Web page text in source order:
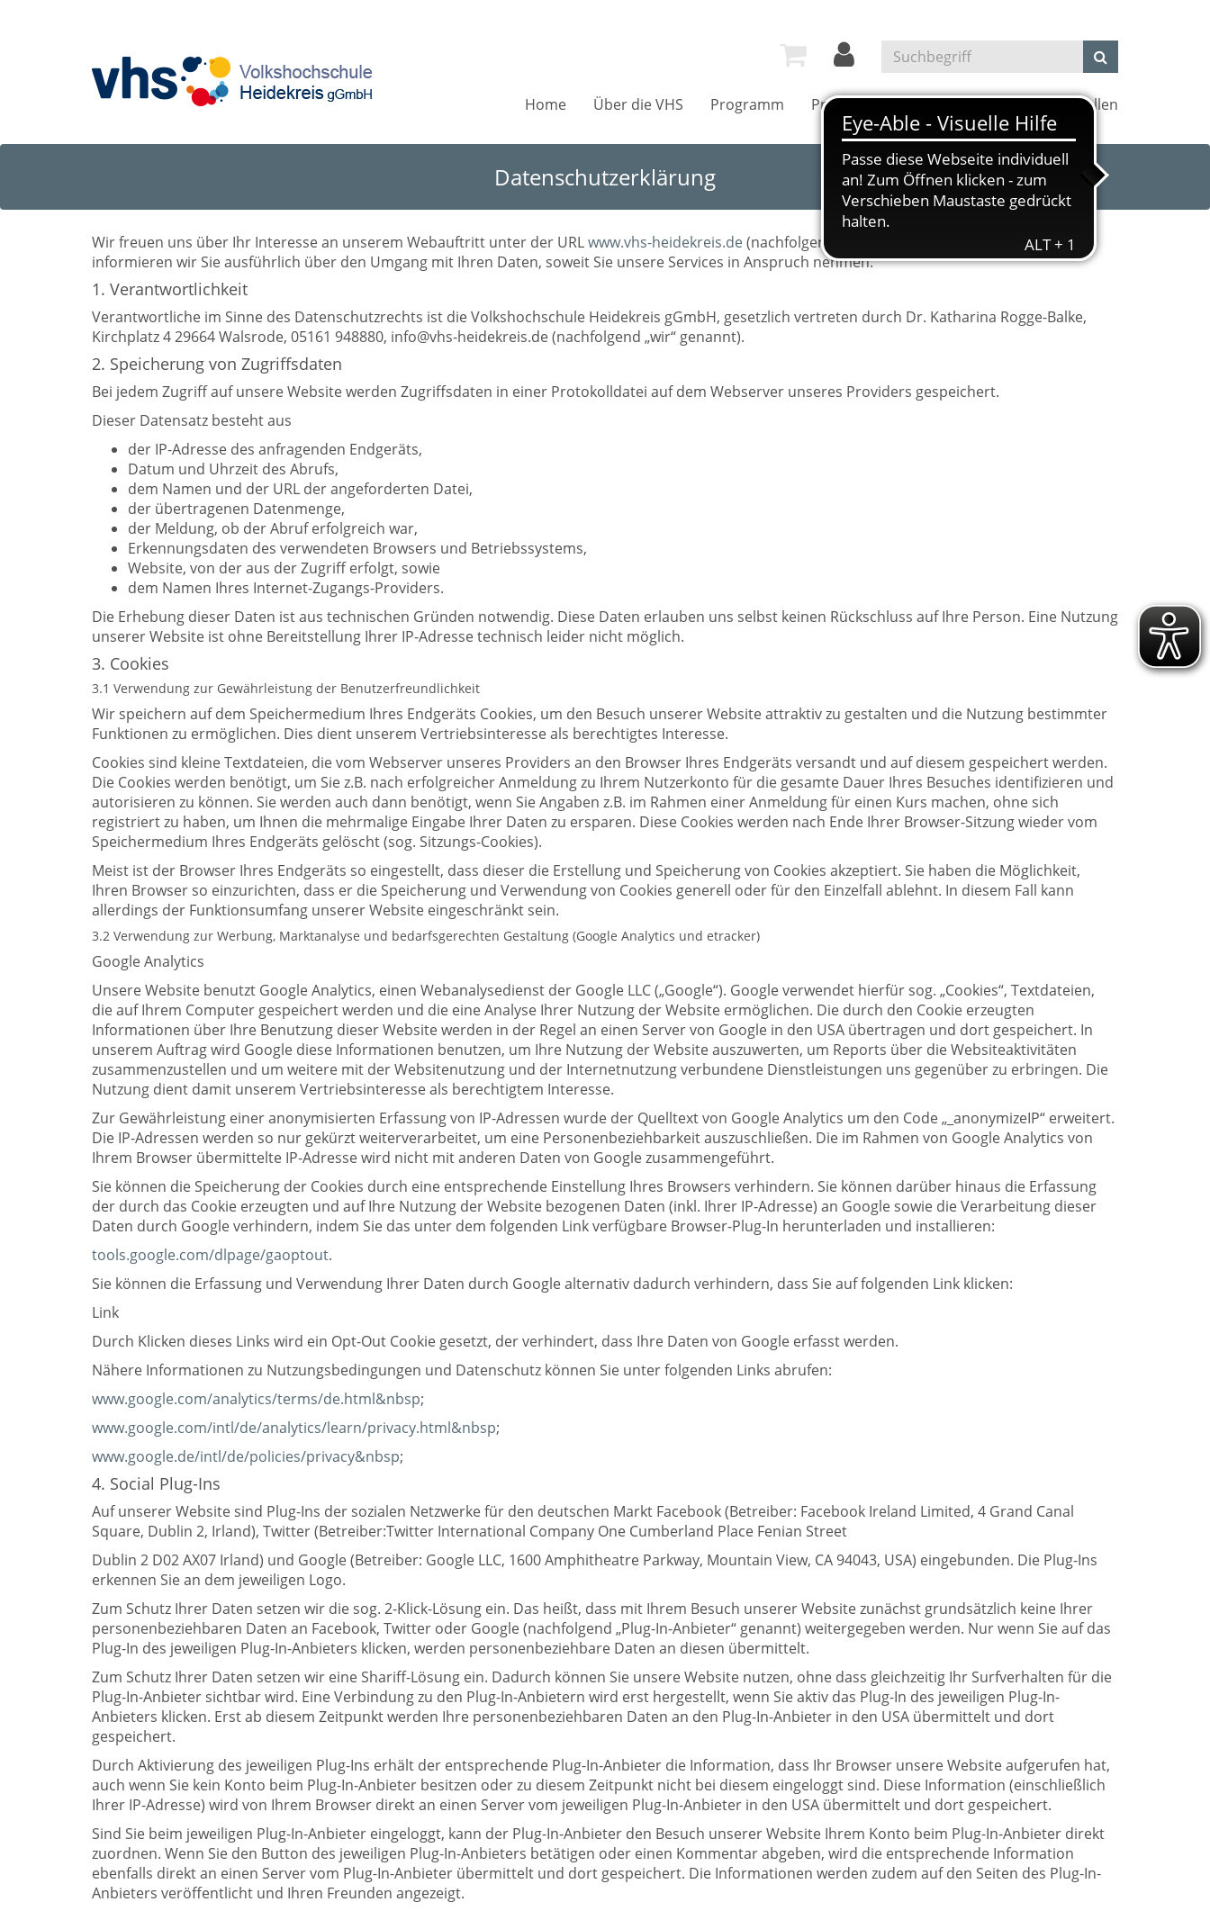
Home Über die VHS Programm Projekte Kultur und Kino Außenstellen
Datenschutzerklärung
Wir freuen uns über Ihr Interesse an unserem Webauftritt unter der URLwww.vhs-heidekreis.de(nachfolgend „Website“ genannt). Nachstehend
informieren wir Sie ausführlich über den Umgang mit Ihren Daten, soweit Sie unsere Services in Anspruch nehmen.
1. Verantwortlichkeit
Verantwortliche im Sinne des Datenschutzrechts ist die Volkshochschule Heidekreis gGmbH, gesetzlich vertreten durch Dr. Katharina Rogge-Balke,
Kirchplatz 4 29664 Walsrode, 05161 948880, info@vhs-heidekreis.de (nachfolgend „wir“ genannt).
2. Speicherung von Zugriffsdaten
Bei jedem Zugriff auf unsere Website werden Zugriffsdaten in einer Protokolldatei auf dem Webserver unseres Providers gespeichert.
Dieser Datensatz besteht aus
der IP-Adresse des anfragenden Endgeräts,
Datum und Uhrzeit des Abrufs,
dem Namen und der URL der angeforderten Datei,
der übertragenen Datenmenge,
der Meldung, ob der Abruf erfolgreich war,
Erkennungsdaten des verwendeten Browsers und Betriebssystems,
Website, von der aus der Zugriff erfolgt, sowie
dem Namen Ihres Internet-Zugangs-Providers.
Die Erhebung dieser Daten ist aus technischen Gründen notwendig. Diese Daten erlauben uns selbst keinen Rückschluss auf Ihre Person. Eine Nutzung
unserer Website ist ohne Bereitstellung Ihrer IP-Adresse technisch leider nicht möglich.
3. Cookies
3.1 Verwendung zur Gewährleistung der Benutzerfreundlichkeit
Wir speichern auf dem Speichermedium Ihres Endgeräts Cookies, um den Besuch unserer Website attraktiv zu gestalten und die Nutzung bestimmter
Funktionen zu ermöglichen. Dies dient unserem Vertriebsinteresse als berechtigtes Interesse.
Cookies sind kleine Textdateien, die vom Webserver unseres Providers an den Browser Ihres Endgeräts versandt und auf diesem gespeichert werden.
Die Cookies werden benötigt, um Sie z.B. nach erfolgreicher Anmeldung zu Ihrem Nutzerkonto für die gesamte Dauer Ihres Besuches identifizieren und
autorisieren zu können. Sie werden auch dann benötigt, wenn Sie Angaben z.B. im Rahmen einer Anmeldung für einen Kurs machen, ohne sich
registriert zu haben, um Ihnen die mehrmalige Eingabe Ihrer Daten zu ersparen. Diese Cookies werden nach Ende Ihrer Browser-Sitzung wieder vom
Speichermedium Ihres Endgeräts gelöscht (sog. Sitzungs-Cookies).
Meist ist der Browser Ihres Endgeräts so eingestellt, dass dieser die Erstellung und Speicherung von Cookies akzeptiert. Sie haben die Möglichkeit,
Ihren Browser so einzurichten, dass er die Speicherung und Verwendung von Cookies generell oder für den Einzelfall ablehnt. In diesem Fall kann
allerdings der Funktionsumfang unserer Website eingeschränkt sein.
3.2 Verwendung zur Werbung, Marktanalyse und bedarfsgerechten Gestaltung (Google Analytics und etracker)
Google Analytics
Unsere Website benutzt Google Analytics, einen Webanalysedienst der Google LLC („Google“). Google verwendet hierfür sog. „Cookies“, Textdateien,
die auf Ihrem Computer gespeichert werden und die eine Analyse Ihrer Nutzung der Website ermöglichen. Die durch den Cookie erzeugten
Informationen über Ihre Benutzung dieser Website werden in der Regel an einen Server von Google in den USA übertragen und dort gespeichert. In
unserem Auftrag wird Google diese Informationen benutzen, um Ihre Nutzung der Website auszuwerten, um Reports über die Websiteaktivitäten
zusammenzustellen und um weitere mit der Websitenutzung und der Internetnutzung verbundene Dienstleistungen uns gegenüber zu erbringen. Die
Nutzung dient damit unserem Vertriebsinteresse als berechtigtem Interesse.
Zur Gewährleistung einer anonymisierten Erfassung von IP-Adressen wurde der Quelltext von Google Analytics um den Code „_anonymizeIP“ erweitert.
Die IP-Adressen werden so nur gekürzt weiterverarbeitet, um eine Personenbeziehbarkeit auszuschließen. Die im Rahmen von Google Analytics von
Ihrem Browser übermittelte IP-Adresse wird nicht mit anderen Daten von Google zusammengeführt.
Sie können die Speicherung der Cookies durch eine entsprechende Einstellung Ihres Browsers verhindern. Sie können darüber hinaus die Erfassung
der durch das Cookie erzeugten und auf Ihre Nutzung der Website bezogenen Daten (inkl. Ihrer IP-Adresse) an Google sowie die Verarbeitung dieser
Daten durch Google verhindern, indem Sie das unter dem folgenden Link verfügbare Browser-Plug-In herunterladen und installieren:
tools.google.com/dlpage/gaoptout.
Sie können die Erfassung und Verwendung Ihrer Daten durch Google alternativ dadurch verhindern, dass Sie auf folgenden Link klicken:
Link
Durch Klicken dieses Links wird ein Opt-Out Cookie gesetzt, der verhindert, dass Ihre Daten von Google erfasst werden.
Nähere Informationen zu Nutzungsbedingungen und Datenschutz können Sie unter folgenden Links abrufen:
www.google.com/analytics/terms/de.html&nbsp;
www.google.com/intl/de/analytics/learn/privacy.html&nbsp;
www.google.de/intl/de/policies/privacy&nbsp;
4. Social Plug-Ins
Auf unserer Website sind Plug-Ins der sozialen Netzwerke für den deutschen Markt Facebook (Betreiber: Facebook Ireland Limited, 4 Grand Canal
Square, Dublin 2, Irland), Twitter (Betreiber:Twitter International Company One Cumberland Place Fenian Street
Dublin 2 D02 AX07 Irland) und Google (Betreiber: Google LLC, 1600 Amphitheatre Parkway, Mountain View, CA 94043, USA) eingebunden. Die Plug-Ins
erkennen Sie an dem jeweiligen Logo.
Zum Schutz Ihrer Daten setzen wir die sog. 2-Klick-Lösung ein. Das heißt, dass mit Ihrem Besuch unserer Website zunächst grundsätzlich keine Ihrer
personenbeziehbaren Daten an Facebook, Twitter oder Google (nachfolgend „Plug-In-Anbieter“ genannt) weitergegeben werden. Nur wenn Sie auf das
Plug-In des jeweiligen Plug-In-Anbieters klicken, werden personenbeziehbare Daten an diesen übermittelt.
Zum Schutz Ihrer Daten setzen wir eine Shariff-Lösung ein. Dadurch können Sie unsere Website nutzen, ohne dass gleichzeitig Ihr Surfverhalten für die
Plug-In-Anbieter sichtbar wird. Eine Verbindung zu den Plug-In-Anbietern wird erst hergestellt, wenn Sie aktiv das Plug-In des jeweiligen Plug-In-
Anbieters klicken. Erst ab diesem Zeitpunkt werden Ihre personenbeziehbaren Daten an den Plug-In-Anbieter in den USA übermittelt und dort
gespeichert.
Durch Aktivierung des jeweiligen Plug-Ins erhält der entsprechende Plug-In-Anbieter die Information, dass Ihr Browser unsere Website aufgerufen hat,
auch wenn Sie kein Konto beim Plug-In-Anbieter besitzen oder zu diesem Zeitpunkt nicht bei diesem eingeloggt sind. Diese Information (einschließlich
Ihrer IP-Adresse) wird von Ihrem Browser direkt an einen Server vom jeweiligen Plug-In-Anbieter in den USA übermittelt und dort gespeichert.
Sind Sie beim jeweiligen Plug-In-Anbieter eingeloggt, kann der Plug-In-Anbieter den Besuch unserer Website Ihrem Konto beim Plug-In-Anbieter direkt
zuordnen. Wenn Sie den Button des jeweiligen Plug-In-Anbieters betätigen oder einen Kommentar abgeben, wird die entsprechende Information
ebenfalls direkt an einen Server vom Plug-In-Anbieter übermittelt und dort gespeichert. Die Informationen werden zudem auf den Seiten des Plug-In-
Anbieters veröffentlicht und Ihren Freunden angezeigt.